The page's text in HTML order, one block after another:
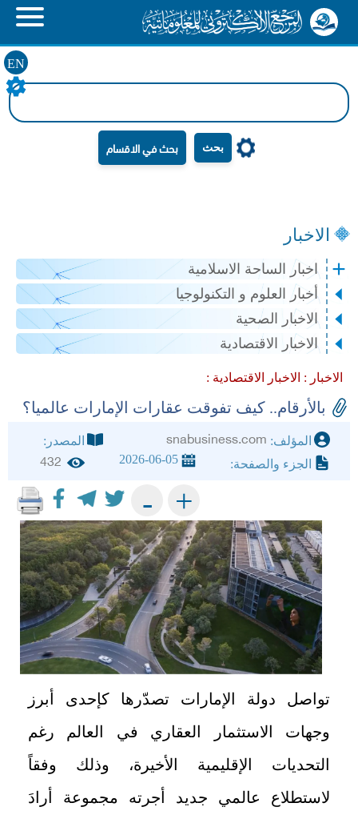
EN
بحث
الاخبار
اخبار الساحة الاسلامية
أخبار العلوم و التكنولوجيا
الاخبار الصحية
الاخبار الاقتصادية
الاخبار : الاخبار الاقتصادية :
بالأرقام.. كيف تفوقت عقارات الإمارات عالميا؟
المؤلف: snabusiness.com
المصدر:
الجزء والصفحة:
2026-06-05
432
+
-
تواصل دولة الإمارات تصدّرها كإحدى أبرز
وجهات الاستثمار العقاري في العالم رغم
التحديات الإقليمية الأخيرة، وذلك وفقاً
لاستطلاع عالمي جديد أجرته مجموعة أرادَ